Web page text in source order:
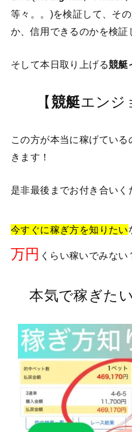
等々。。)を検証して、そ
か、信用できるのかを検証
そして本日取り上げる競艇
【競艇エンジ
この方が本当に稼げてい
きます！
是非最後までお付き合いく
今すぐに稼ぎ方を知りたい
万円 くらい稼いでみない
本気で稼ぎた